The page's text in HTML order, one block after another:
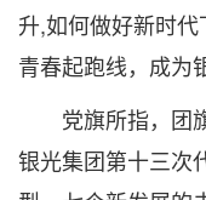
升,如何做好新时
青春起跑线，成为
党旗所指，团旗
银光集团第十三次